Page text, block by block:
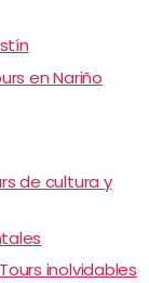
en Nariño
de cultura y
inolvidables